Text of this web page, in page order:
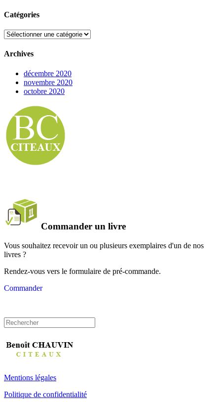
Catégories
Catégories
Archives
décembre 2020
novembre 2020
octobre 2020
Commander un livre
Vous souhaitez recevoir un ou plusieurs exemplaires d'un de nos
livres ?
Rendez-vous vers le formulaire de pré-commande.
Commander
Mentions légales
Politique de confidentialité